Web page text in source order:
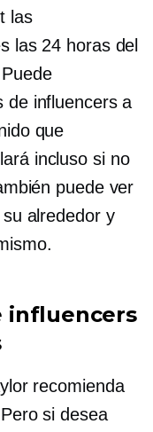
las
las 24 horas del
de influencers a
que
incluso si no
puede ver
alrededor y
influencers
recomienda
si desea